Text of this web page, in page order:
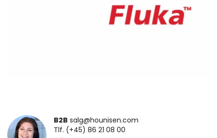
B2B salg@hounisen.com
Tlf. (+45) 86 21 08 00